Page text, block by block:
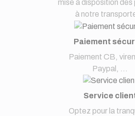
mise à disposition des
à notre
Paiement
Paiement CB,
Paypal, ...
Service
Optez pour la